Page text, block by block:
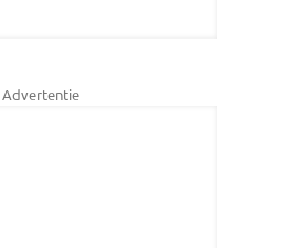
Advertentie